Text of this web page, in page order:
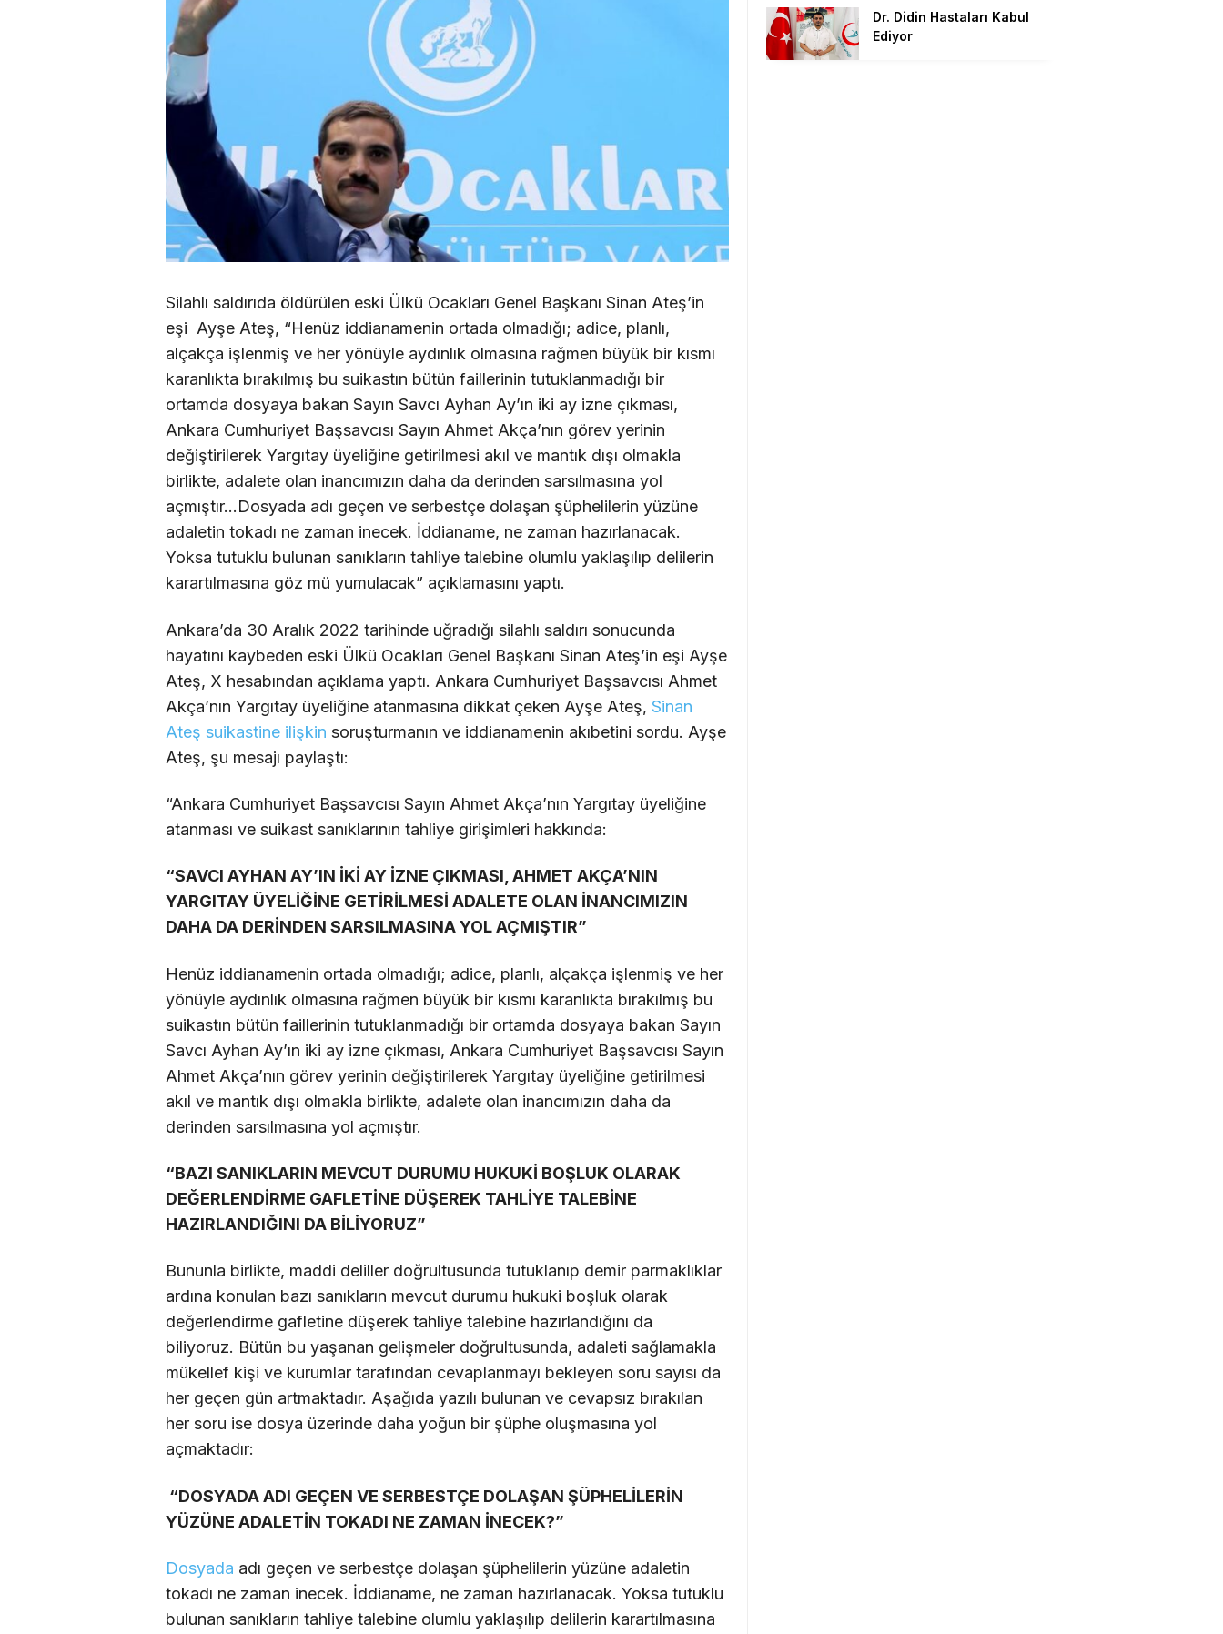
Silahlı saldırıda öldürülen eski Ülkü Ocakları Genel Başkanı Sinan Ateş’in
eşi Ayşe Ateş, “Henüz iddianamenin ortada olmadığı; adice, planlı,
alçakça işlenmiş ve her yönüyle aydınlık olmasına rağmen büyük bir kısmı
karanlıkta bırakılmış bu suikastın bütün faillerinin tutuklanmadığı bir
ortamda dosyaya bakan Sayın Savcı Ayhan Ay’ın iki ay izne çıkması,
Ankara Cumhuriyet Başsavcısı Sayın Ahmet Akça’nın görev yerinin
değiştirilerek Yargıtay üyeliğine getirilmesi akıl ve mantık dışı olmakla
birlikte, adalete olan inancımızın daha da derinden sarsılmasına yol
açmıştır…Dosyada adı geçen ve serbestçe dolaşan şüphelilerin yüzüne
adaletin tokadı ne zaman inecek. İddianame, ne zaman hazırlanacak.
Yoksa tutuklu bulunan sanıkların tahliye talebine olumlu yaklaşılıp delilerin
karartılmasına göz mü yumulacak” açıklamasını yaptı.
Ankara’da 30 Aralık 2022 tarihinde uğradığı silahlı saldırı sonucunda
hayatını kaybeden eski Ülkü Ocakları Genel Başkanı Sinan Ateş’in eşi Ayşe
Ateş, X hesabından açıklama yaptı. Ankara Cumhuriyet Başsavcısı Ahmet
Akça’nın Yargıtay üyeliğine atanmasına dikkat çeken Ayşe Ateş, Sinan
Ateş suikastine ilişkin soruşturmanın ve iddianamenin akıbetini sordu. Ayşe
Ateş, şu mesajı paylaştı:
“Ankara Cumhuriyet Başsavcısı Sayın Ahmet Akça’nın Yargıtay üyeliğine
atanması ve suikast sanıklarının tahliye girişimleri hakkında:
“SAVCI AYHAN AY’IN İKİ AY İZNE ÇIKMASI, AHMET AKÇA’NIN
YARGITAY ÜYELİĞİNE GETİRİLMESİ ADALETE OLAN İNANCIMIZIN
DAHA DA DERİNDEN SARSILMASINA YOL AÇMIŞTIR”
Henüz iddianamenin ortada olmadığı; adice, planlı, alçakça işlenmiş ve her
yönüyle aydınlık olmasına rağmen büyük bir kısmı karanlıkta bırakılmış bu
suikastın bütün faillerinin tutuklanmadığı bir ortamda dosyaya bakan Sayın
Savcı Ayhan Ay’ın iki ay izne çıkması, Ankara Cumhuriyet Başsavcısı Sayın
Ahmet Akça’nın görev yerinin değiştirilerek Yargıtay üyeliğine getirilmesi
akıl ve mantık dışı olmakla birlikte, adalete olan inancımızın daha da
derinden sarsılmasına yol açmıştır.
“BAZI SANIKLARIN MEVCUT DURUMU HUKUKİ BOŞLUK OLARAK
DEĞERLENDİRME GAFLETİNE DÜŞEREK TAHLİYE TALEBİNE
HAZIRLANDIĞINI DA BİLİYORUZ”
Bununla birlikte, maddi deliller doğrultusunda tutuklanıp demir parmaklıklar
ardına konulan bazı sanıkların mevcut durumu hukuki boşluk olarak
değerlendirme gafletine düşerek tahliye talebine hazırlandığını da
biliyoruz. Bütün bu yaşanan gelişmeler doğrultusunda, adaleti sağlamakla
mükellef kişi ve kurumlar tarafından cevaplanmayı bekleyen soru sayısı da
her geçen gün artmaktadır. Aşağıda yazılı bulunan ve cevapsız bırakılan
her soru ise dosya üzerinde daha yoğun bir şüphe oluşmasına yol
açmaktadır:
“DOSYADA ADI GEÇEN VE SERBESTÇE DOLAŞAN ŞÜPHELİLERİN
YÜZÜNE ADALETİN TOKADI NE ZAMAN İNECEK?”
Dosyada adı geçen ve serbestçe dolaşan şüphelilerin yüzüne adaletin
tokadı ne zaman inecek. İddianame, ne zaman hazırlanacak. Yoksa tutuklu
bulunan sanıkların tahliye talebine olumlu yaklaşılıp delilerin karartılmasına
Dr. Didin Hastaları Kabul
Ediyor